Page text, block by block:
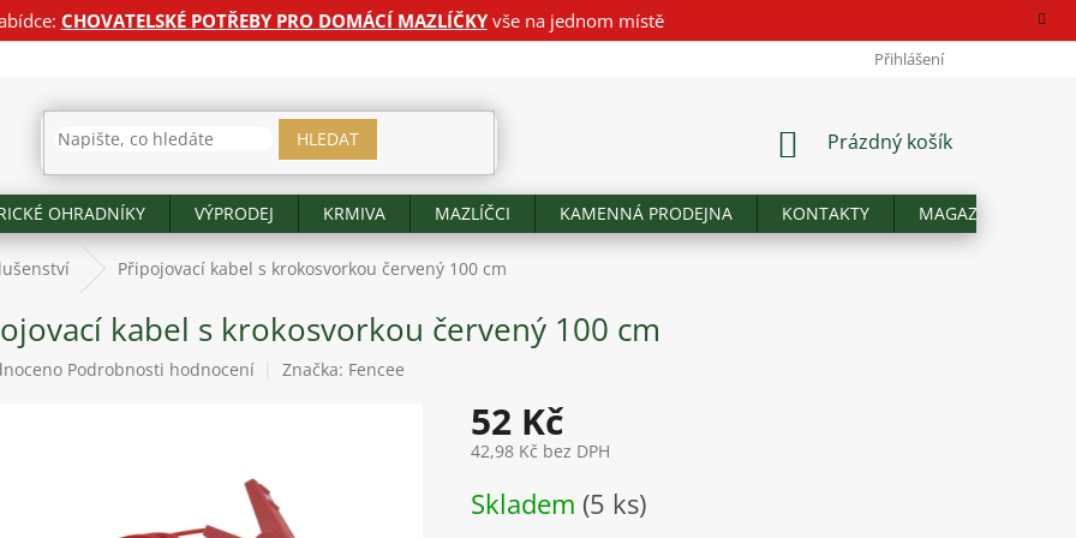
CHOVATELSKÉ POTŘEBY PRO DOMÁCÍ MAZLÍČKYvše na jednom místě
Přihlášení
HLEDAT
NÁKUPNÍ
Prázdný košík
OHRADNÍKY VÝPRODEJ KRMIVA MAZLÍČCI KAMENNÁ PRODEJNA KONTAKTY MAGAZÍN
Připojovací kabel s krokosvorkou červený 100 cm
kabel s krokosvorkou červený 100 cm
Podrobnosti hodnocení Značka: Fencee
52 Kč
42,98 Kč bez DPH
cena:
Skladem (5 ks)